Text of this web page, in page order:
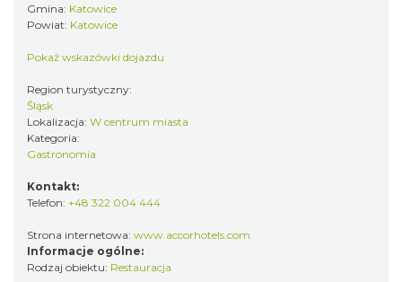
Gmina: Katowice
Powiat: Katowice
Pokaż wskazówki dojazdu
Region turystyczny:
Śląsk
Lokalizacja: W centrum miasta
Kategoria:
Gastronomia
Kontakt:
Telefon: +48 322 004 444
Strona internetowa: www.accorhotels.com
Informacje ogólne:
Rodzaj obiektu: Restauracja